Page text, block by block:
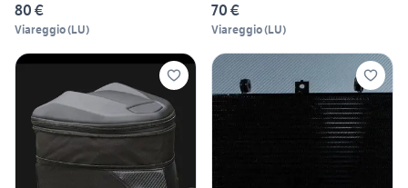
80 €
Viareggio(LU)
70 €
Viareggio(LU)